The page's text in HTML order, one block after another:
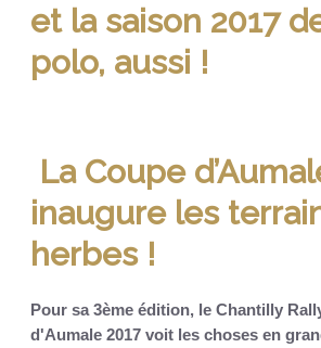
et la saison 2017
polo, aussi !
La Coupe
inaugure les
herbes !
Pour sa 3ème édition, le Chantilly
d'Aumale 2017 voit les choses en